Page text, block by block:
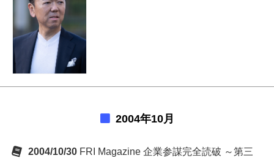
2004年10月
2004/10/30 FRI Magazine 企業参謀完全読破 ～第三